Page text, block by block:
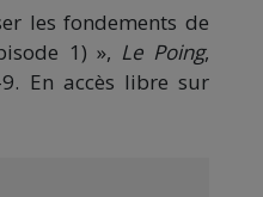
les fondements de
1) », Le Poing,
En accès libre sur